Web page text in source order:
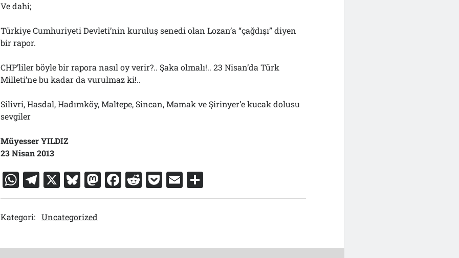
Ve dahi;
Türkiye Cumhuriyeti Devleti’nin kuruluş senedi olan Lozan’a “çağdışı” diyen
bir rapor.
CHP’liler böyle bir rapora nasıl oy verir?.. Şaka olmalı!.. 23 Nisan’da Türk
Milleti’ne bu kadar da vurulmaz ki!..
Silivri, Hasdal, Hadımköy, Maltepe, Sincan, Mamak ve Şirinyer’e kucak dolusu
sevgiler
Müyesser YILDIZ
23 Nisan 2013
W
h
at
s
A
T
el
e
gr
a
X Bl
u
e
s
k
M
a
d
F
a
b
R
e
t
P
o
et
E
m h
Kategori: Uncategorized